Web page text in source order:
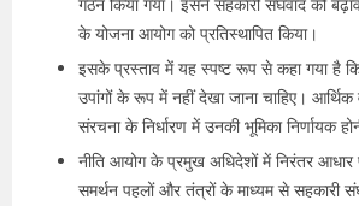
गठन किया गया। इसने सहकारी संघवाद को
के योजना आयोग को प्रतिस्थापित किया।
इसके प्रस्ताव में यह स्पष्ट रूप से कहा गया है
उपांगों के रूप में नहीं देखा जाना चाहिए। आर्थिक
संरचना के निर्धारण में उनकी भूमिका निर्णायक
नीति आयोग के प्रमुख अधिदेशों में निरंतर आधार
समर्थन पहलों और तंत्रों के माध्यम से सहकारी